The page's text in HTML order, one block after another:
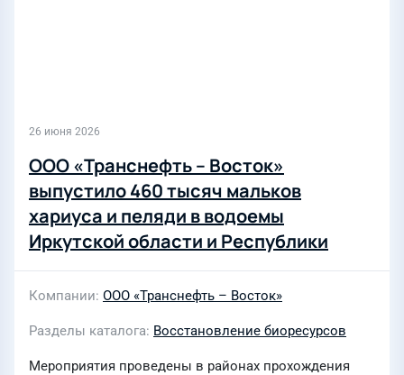
26 июня 2026
ООО «Транснефть – Восток»
выпустило 460 тысяч мальков
хариуса и пеляди в водоемы
Иркутской области и Республики
Саха
Компании ООО «Транснефть – Восток»
Разделы каталога Восстановление биоресурсов
Мероприятия проведены в районах прохождения